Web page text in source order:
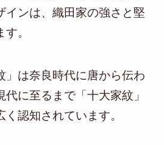
インは、織田家の強さと堅
。
」は奈良時代に唐から伝わ
に至るまで「十大家紋」
認知されています。